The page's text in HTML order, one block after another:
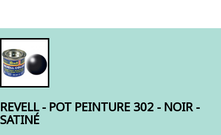
REVELL - POT PEINTURE 302 - NOIR -
SATINÉ